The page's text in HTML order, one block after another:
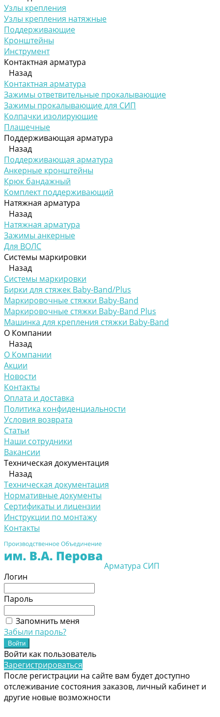
Узлы крепления
Узлы крепления натяжные
Поддерживающие
Кронштейны
Инструмент
Контактная арматура
Назад
Контактная арматура
Зажимы ответвительные прокалывающие
Зажимы прокалывающие для СИП
Колпачки изолирующие
Плашечные
Поддерживающая арматура
Назад
Поддерживающая арматура
Анкерные кронштейны
Крюк бандажный
Комплект поддерживающий
Натяжная арматура
Назад
Натяжная арматура
Зажимы анкерные
Для ВОЛС
Системы маркировки
Назад
Системы маркировки
Бирки для стяжек Baby-Band/Plus
Маркировочные стяжки Baby-Band
Маркировочные стяжки Baby-Band Plus
Машинка для крепления стяжки Baby-Band
О Компании
Назад
О Компании
Акции
Новости
Контакты
Оплата и доставка
Политика конфиденциальности
Условия возврата
Статьи
Наши сотрудники
Вакансии
Техническая документация
Назад
Техническая документация
Нормативные документы
Сертификаты и лицензии
Инструкции по монтажу
Контакты
Арматура СИП
Логин
Пароль
Запомнить меня
Забыли пароль?
Войти как пользователь
Зарегистрироваться
После регистрации на сайте вам будет доступно
отслеживание состояния заказов, личный кабинет и
другие новые возможности